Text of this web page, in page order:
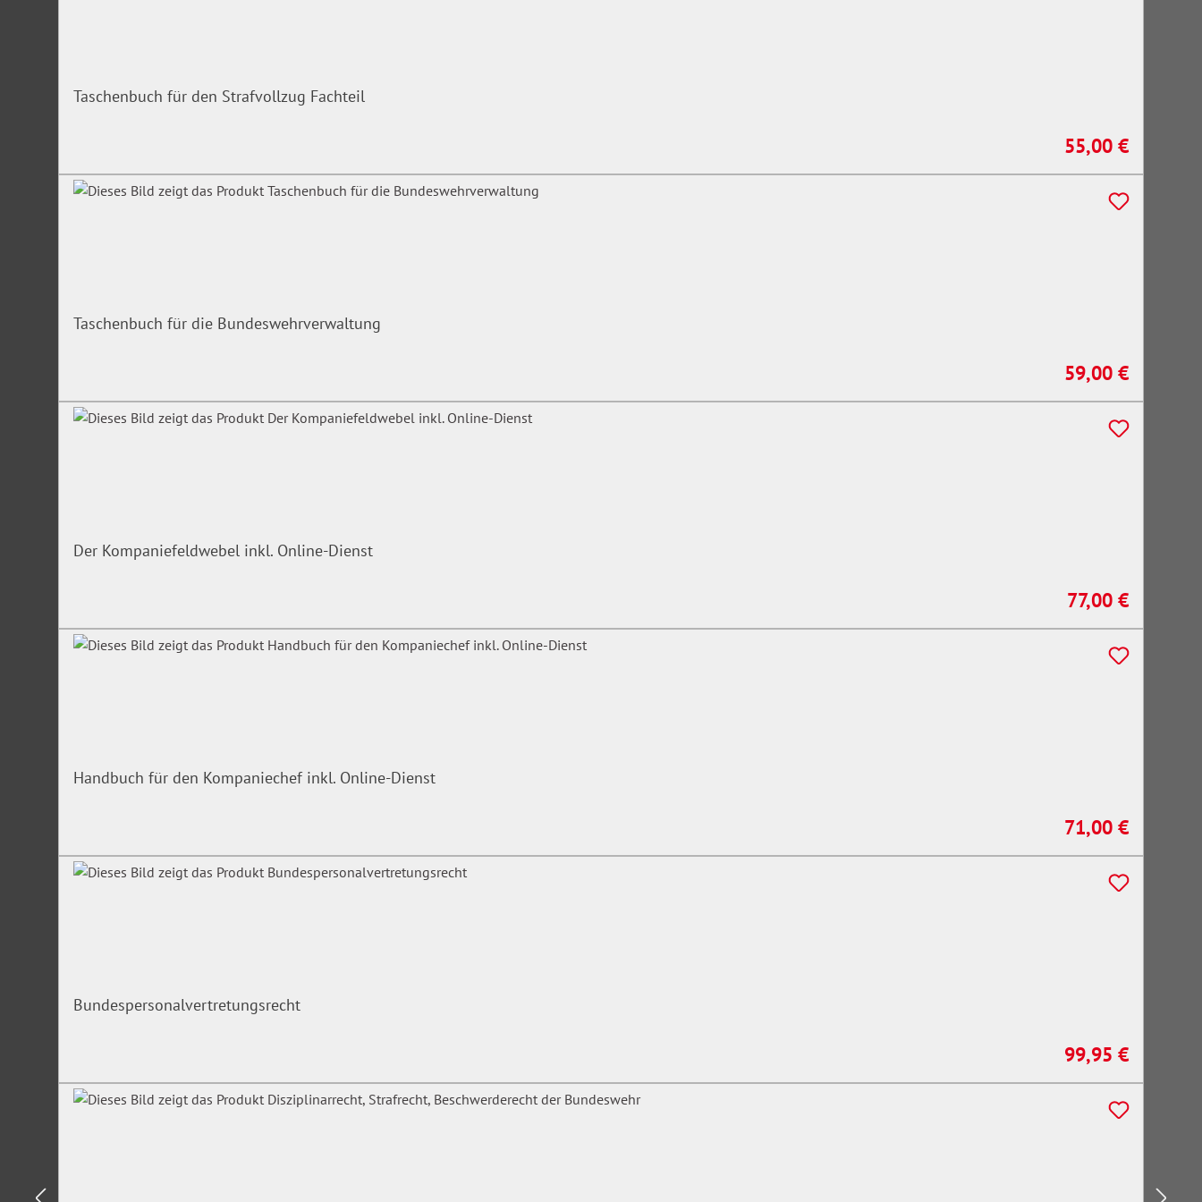
Taschenbuch für den Strafvollzug Fachteil
Regulärer Preis:
55,00 €
Taschenbuch für die Bundeswehrverwaltung
Regulärer Preis:
59,00 €
Der Kompaniefeldwebel inkl. Online-Dienst
Regulärer Preis:
77,00 €
Handbuch für den Kompaniechef inkl. Online-Dienst
Regulärer Preis:
71,00 €
Bundespersonalvertretungsrecht
Regulärer Preis:
99,95 €